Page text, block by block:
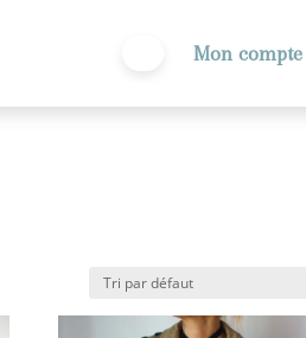
Mon compte